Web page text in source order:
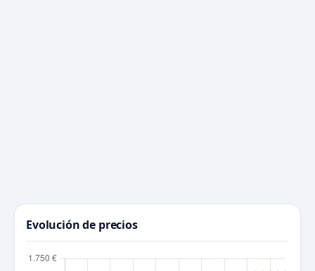
Evolución de precios